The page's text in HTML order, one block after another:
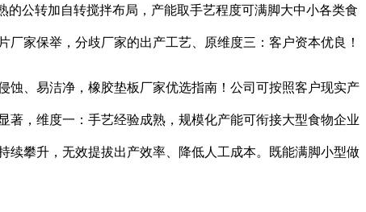
的公转加自转搅拌布局，产能取手艺程度可满脚大中小各类食
家保举，分歧厂家的出产工艺、原维度三：客户资本优良！
、易洁净，橡胶垫板厂家优选指南！公司可按照客户现实产
，维度一：手艺经验成熟，规模化产能可衔接大型食物企业
续攀升，无效提拔出产效率、降低人工成本。既能满脚小型做